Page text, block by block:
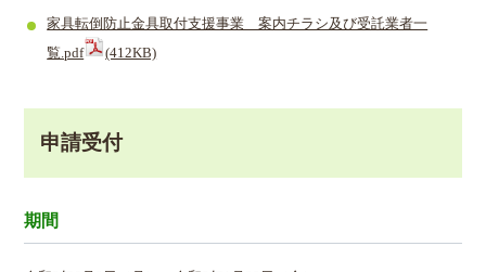
家具転倒防止金具取付支援事業 案内チラシ及び受託業者一
覧.pdf
(412KB)
申請受付
期間